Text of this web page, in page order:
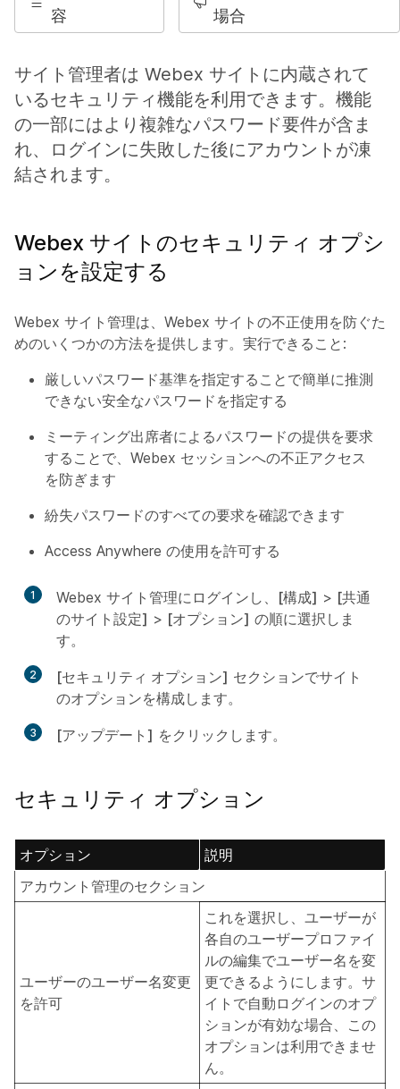
容
場合
サイト管理者は Webex サイトに内蔵されて
いるセキュリティ機能を利用できます。機能
の一部にはより複雑なパスワード要件が含ま
れ、ログインに失敗した後にアカウントが凍
結されます。
Webex サイトのセキュリティ オプシ
ョンを設定する
Webex サイト管理は、Webex サイトの不正使用を防ぐた
めのいくつかの方法を提供します。実行できること:
厳しいパスワード基準を指定することで簡単に推測
できない安全なパスワードを指定する
ミーティング出席者によるパスワードの提供を要求
することで、Webex セッションへの不正アクセス
を防ぎます
紛失パスワードのすべての要求を確認できます
Access Anywhere の使用を許可する
1 Webex サイト管理にログインし、 [構成] > [共通
のサイト設定] > [オプション] の順に選択しま
す。
2 [セキュリティ オプション] セクションでサイト
のオプションを構成します。
3 [アップデート] をクリックします。
セキュリティ オプション
オプション
説明
アカウント管理のセクション
ユーザーのユーザー名変更
を許可
これを選択し、ユーザーが
各自のユーザープロファイ
ルの編集でユーザー名を変
更できるようにします。サ
イトで自動ログインのオプ
ションが有効な場合、この
オプションは利用できませ
ん。